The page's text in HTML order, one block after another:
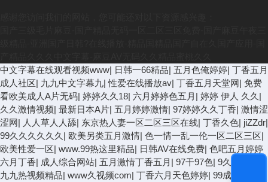
中文字幕在线观看视频www| 日韩一66精品| 五月色俺婷婷| 丁香五月
成人社区| 九九中文字幕九|性爱在线播放av| 丁香五月天堂网| 免费
看欧美成人A片无码| 婷婷久久18| 六月婷婷色五月 | 婷婷 伊人 久久 |
久久激情视频| 最新日本A片| 五月婷婷激情| 97婷婷久久丁香| 激情涩
涩网| 人人草人人舔| 东京热人妻一区二区三区在线| 丁香久色| jiZZdr|
99久久久久久久 | 欧美另类五月激情| 色一情一乱一伦一区二区三区|
欧美性爱一区| www.99热这里精品| 日韩AV在线免费| 色吧五月婷婷
六月丁香| 成人综合网站| 五月激情丁香五月 | 97干97色| 9久久久久
九九热视频精品| www久视频com| 丁香六月天色婷婷| 99成人